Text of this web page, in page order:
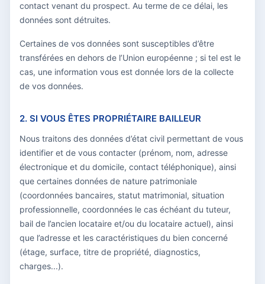
contact venant du prospect. Au terme de ce délai, les
données sont détruites.
Certaines de vos données sont susceptibles d’être
transférées en dehors de l’Union européenne ; si tel est le
cas, une information vous est donnée lors de la collecte
de vos données.
2. SI VOUS ÊTES PROPRIÉTAIRE BAILLEUR
Nous traitons des données d’état civil permettant de vous
identifier et de vous contacter (prénom, nom, adresse
électronique et du domicile, contact téléphonique), ainsi
que certaines données de nature patrimoniale
(coordonnées bancaires, statut matrimonial, situation
professionnelle, coordonnées le cas échéant du tuteur,
bail de l’ancien locataire et/ou du locataire actuel), ainsi
que l’adresse et les caractéristiques du bien concerné
(étage, surface, titre de propriété, diagnostics,
charges...).